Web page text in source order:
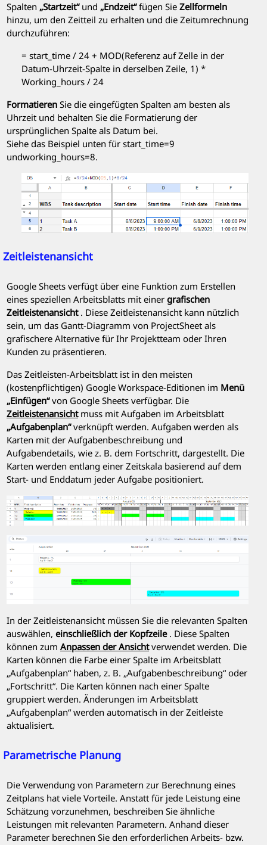
Spalten „Startzeit“und „Endzeit“fügen Sie Zellformeln
hinzu, um den Zeitteil zu erhalten und die Zeitumrechnung
durchzuführen:
= start_time / 24 + MOD(Referenz auf Zelle in der
Datum-Uhrzeit-Spalte in derselben Zeile, 1) *
Working_hours / 24
Formatieren Sie die eingefügten Spalten am besten als
Uhrzeit und behalten Sie die Formatierung der
ursprünglichen Spalte als Datum bei.
Siehe das Beispiel unten für start_time=9
undworking_hours=8.
Zeitleistenansicht
Google Sheets verfügt über eine Funktion zum Erstellen
eines speziellen Arbeitsblatts mit einer grafischen
Zeitleistenansicht. Diese Zeitleistenansicht kann nützlich
sein, um das Gantt-Diagramm von ProjectSheet als
grafischere Alternative für Ihr Projektteam oder Ihren
Kunden zu präsentieren.
Das Zeitleisten-Arbeitsblatt ist in den meisten
(kostenpflichtigen) Google Workspace-Editionen im Menü
„Einfügen“von Google Sheets verfügbar. Die
Zeitleistenansichtmuss mit Aufgaben im Arbeitsblatt
„Aufgabenplan“verknüpft werden. Aufgaben werden als
Karten mit der Aufgabenbeschreibung und
Aufgabendetails, wie z. B. dem Fortschritt, dargestellt. Die
Karten werden entlang einer Zeitskala basierend auf dem
Start- und Enddatum jeder Aufgabe positioniert.
In der Zeitleistenansicht müssen Sie die relevanten Spalten
auswählen, einschließlich der Kopfzeile. Diese Spalten
können zum Anpassen der Ansichtverwendet werden. Die
Karten können die Farbe einer Spalte im Arbeitsblatt
„Aufgabenplan“ haben, z. B. „Aufgabenbeschreibung“ oder
„Fortschritt“. Die Karten können nach einer Spalte
gruppiert werden. Änderungen im Arbeitsblatt
„Aufgabenplan“ werden automatisch in der Zeitleiste
aktualisiert.
Parametrische Planung
Die Verwendung von Parametern zur Berechnung eines
Zeitplans hat viele Vorteile. Anstatt für jede Leistung eine
Schätzung vorzunehmen, beschreiben Sie ähnliche
Leistungen mit relevanten Parametern. Anhand dieser
Parameter berechnen Sie den erforderlichen Arbeits- bzw.